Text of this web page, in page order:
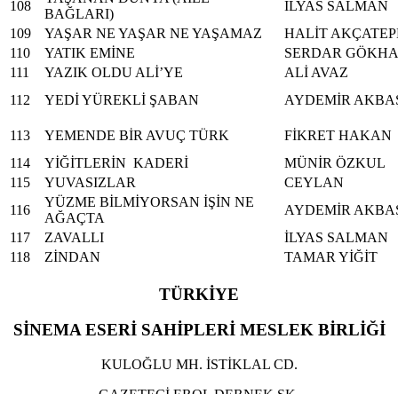
108
BAĞLARI)
İLYAS SALMAN
109
YAŞAR NE YAŞAR NE YAŞAMAZ
HALİT
110
YATIK EMİNE
SERDAR
111
YAZIK OLDU ALİ’YE
ALİ AVAZ
112
YEDİ YÜREKLİ ŞABAN AYDEMİR
113 YEMENDE BİR AVUÇ TÜRK
FİKRET HAKAN
114
YİĞİTLERİN KADERİ
MÜNİR ÖZKUL
115
YUVASIZLAR
CEYLAN
116
YÜZME BİLMİYORSAN İŞİN NE
AĞAÇTA
AYDEMİR
117
ZAVALLI
İLYAS SALMAN
118
ZİNDAN TAMAR YİĞİT
TÜRKİYE
SİNEMA ESERİ SAHİPLERİ MESLEK BİRLİĞİ
KULOĞLU MH. İSTİKLAL CD.